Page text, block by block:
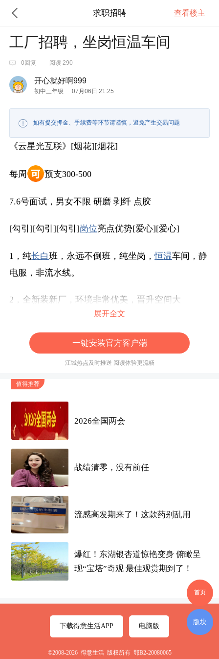
求职招聘 查看楼主
工厂招聘，坐岗恒温车间
0回复 阅读 290
开心就好啊999
初中三年级 07月06日 21:25
如有提交押金、手续费等环节请谨慎，避免产生交易问题
《云星光互联》[烟花][烟花]
每周 预支300-500
7.6号面试，男女不限 研磨 剥纤 点胶
[勾引][勾引][勾引]岗位亮点优势[爱心][爱心]
1，纯长白班，永远不倒班，纯坐岗，恒温车间，静
电服，非流水线。
2，全新装新厂，环境非常优美，晋升空间大
边就是百捷广场。
带手机上班。
5 , 全部非显微镜 ，没有一个
[玫瑰][玫瑰][玫瑰
光纤阵列、光模块组件、光电子器件（安全无危
害）
【招聘岗位
1.研磨岗位（需要有经验）
2.剥纤岗位（ 岗位只要女生）
只要女
生）
【招聘要求】：
无案底无大面积纹身18-40周岁（20岁及以下需要查
展开全文
一键安装官方客户端
江城热点及时推送 阅读体验更流畅
值得推荐
2026全国两会
战绩清零，没有前任
流感高发期来了！这款药别乱用
爆红！东湖银杏道惊艳变身 俯瞰呈
现“宝塔”奇观 最佳观赏期到了！
首页
版块
下载得意生活APP 电脑版
©2008-2026 得意生活 版权所有 鄂B2-20080065